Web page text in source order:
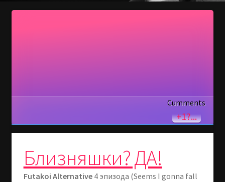
Cumments
+1?...
Близняшки? ДА!
Futakoi Alternative4 эпизода (Seems I gonna fall